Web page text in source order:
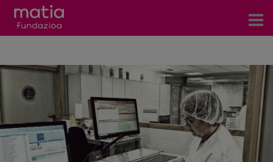
Eventos
Contacto